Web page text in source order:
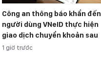
Công an thông báo khẩn đến
người dùng VNeID thực hiện
giao dịch chuyển khoản sau
1 giờ trước